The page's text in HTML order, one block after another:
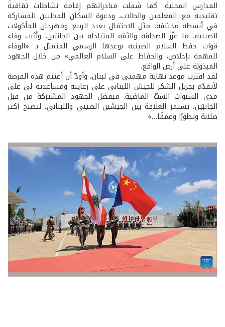
المدارس المحلية. كما شملت مبادراتهم إقامة نشاطات ثقافية
تقليدية مع المعلمين والطلاب، ودعوة السكان المحليين للمشاركة
في أنشطة مختلفة، مثل الاحتفال بعيد الربيع ومهرجان المأكولات
الصينية، ما عزّز الصداقة والثقة المتبادلة بين الجانبَين، وأثبت وفاء
قوات حفظ السلام الصينية بوعدها الرسمي المتمثل بـ «الوفاء
للمهمة بإخلاص، والحفاظ على السلام العالمي» من خلال الجهود
المبذولة على أرض الواقع.
لقد اقترب موعد نهاية مهمتي في لبنان، وأودّ أن أغتنم هذه الفرصة
لأتقدّم بجزيل الشكر للجيش اللبناني على رعايته ومساعدته لي على
مدى السنوات الستّ الماضية. فبفضل الجهود المشتركة من قبل
الجانبَين، تستمر العلاقة بين الجيشَين الصيني واللبناني، لتصبح أكثر
صلابة وتطورًا وعمقًا…»